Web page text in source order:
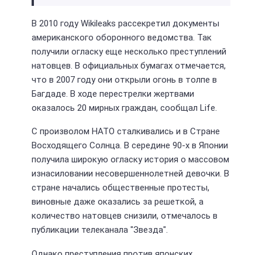
В 2010 году Wikileaks рассекретил документы
американского оборонного ведомства. Так
получили огласку еще несколько преступлений
натовцев. В официальных бумагах отмечается,
что в 2007 году они открыли огонь в толпе в
Багдаде. В ходе перестрелки жертвами
оказалось 20 мирных граждан, сообщал Life.
С произволом НАТО сталкивались и в Стране
Восходящего Солнца. В середине 90-х в Японии
получила широкую огласку история о массовом
изнасиловании несовершеннолетней девочки. В
стране начались общественные протесты,
виновные даже оказались за решеткой, а
количество натовцев снизили, отмечалось в
публикации телеканала "Звезда".